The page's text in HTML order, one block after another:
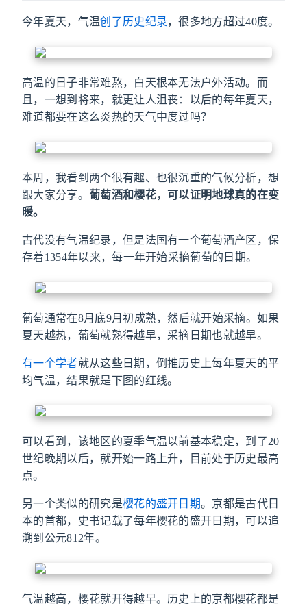
今年夏天，气温创了历史纪录，很多地方超过40度。
高温的日子非常难熬，白天根本无法户外活动。而
且，一想到将来，就更让人沮丧：以后的每年夏天，
难道都要在这么炎热的天气中度过吗？
本周，我看到两个很有趣、也很沉重的气候分析，想
跟大家分享。 葡萄酒和樱花，可以证明地球真的在变
暖。
古代没有气温纪录，但是法国有一个葡萄酒产区，保
存着1354年以来，每一年开始采摘葡萄的日期。
葡萄通常在8月底9月初成熟，然后就开始采摘。如果
夏天越热，葡萄就熟得越早，采摘日期也就越早。
有一个学者就从这些日期，倒推历史上每年夏天的平
均气温，结果就是下图的红线。
可以看到，该地区的夏季气温以前基本稳定，到了20
世纪晚期以后，就开始一路上升，目前处于历史最高
点。
另一个类似的研究是樱花的盛开日期。京都是古代日
本的首都，史书记载了每年樱花的盛开日期，可以追
溯到公元812年。
气温越高，樱花就开得越早。历史上的京都樱花都是